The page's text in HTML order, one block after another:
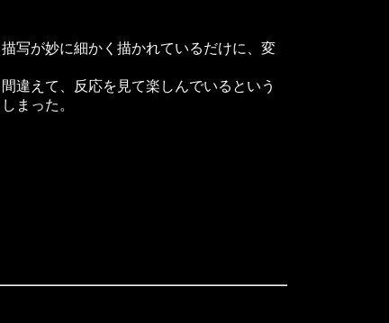
写が妙に細かく描かれているだけに、変
違えて、反応を見て楽しんでいるという
まった。